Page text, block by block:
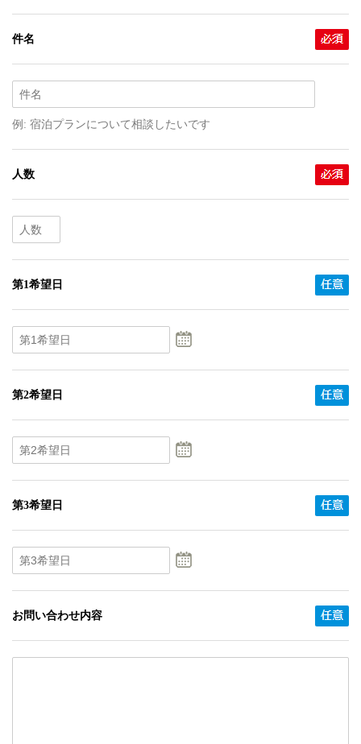
件名
例: 宿泊プランについて相談したいです
人数
第1希望日
第2希望日
第3希望日
お問い合わせ内容